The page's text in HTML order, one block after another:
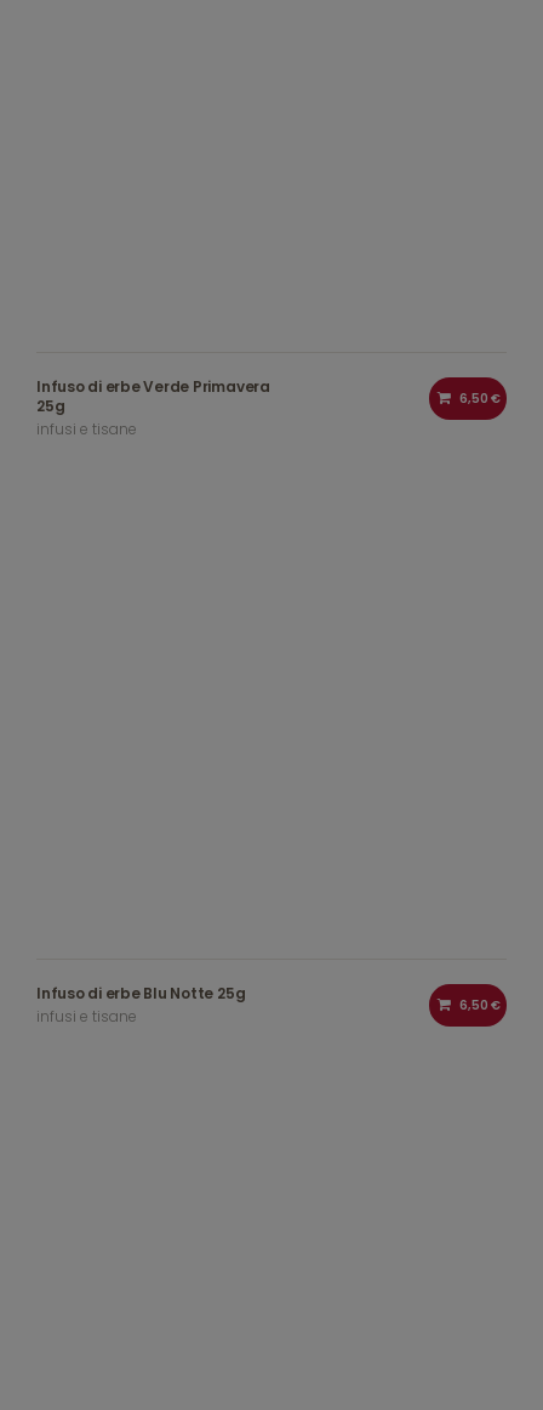
Infuso di erbe Verde Primavera
25g
infusi e tisane
6,50 €
Infuso di erbe Blu Notte 25g
infusi e tisane
6,50 €